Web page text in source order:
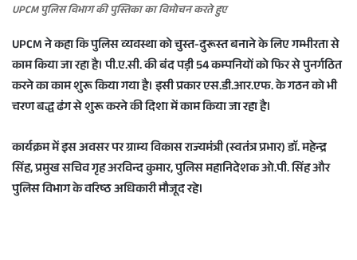
UPCM पुलिस विभाग की पुस्तिका का विमोचन करते हुए
UPCM ने कहा कि पुलिस व्यवस्था को चुस्त-दुरूस्त बनाने के लिए गम्भीरता से
काम किया जा रहा है। पी.ए.सी. की बंद पड़ी 54 कम्पनियों को फिर से पुनर्गठित
करने का काम शुरू किया गया है। इसी प्रकार एस.डी.आर.एफ. के गठन को भी
चरण बद्ध ढंग से शुरू करने की दिशा में काम किया जा रहा है।
कार्यक्रम में इस अवसर पर ग्राम्य विकास राज्यमंत्री (स्वतंत्र प्रभार) डाॅ. महेन्द्र
सिंह, प्रमुख सचिव गृह अरविन्द कुमार, पुलिस महानिदेशक ओ.पी. सिंह और
पुलिस विभाग के वरिष्ठ अधिकारी मौजूद रहे।